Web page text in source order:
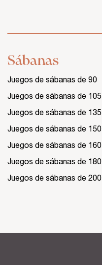
Sábanas
Juegos de sábanas de 90
Juegos de sábanas de 105
Juegos de sábanas de 135
Juegos de sábanas de 150
Juegos de sábanas de 160
Juegos de sábanas de 180
Juegos de sábanas de 200